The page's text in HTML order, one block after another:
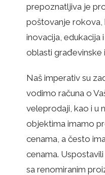
prepoznatljiva je
poštovanje rokova,
inovacija, edukacija
oblasti građevinske
Naš imperativ su
vodimo računa o
veleprodaji, kao i u
objektima imamo
cenama, a često
cenama.
sa renomiranim